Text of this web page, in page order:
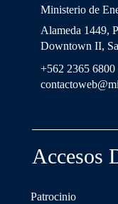
Ministerio de
Alameda 1449,
Downtown II,
+562 2365 6800
Accesos
Patrocinio